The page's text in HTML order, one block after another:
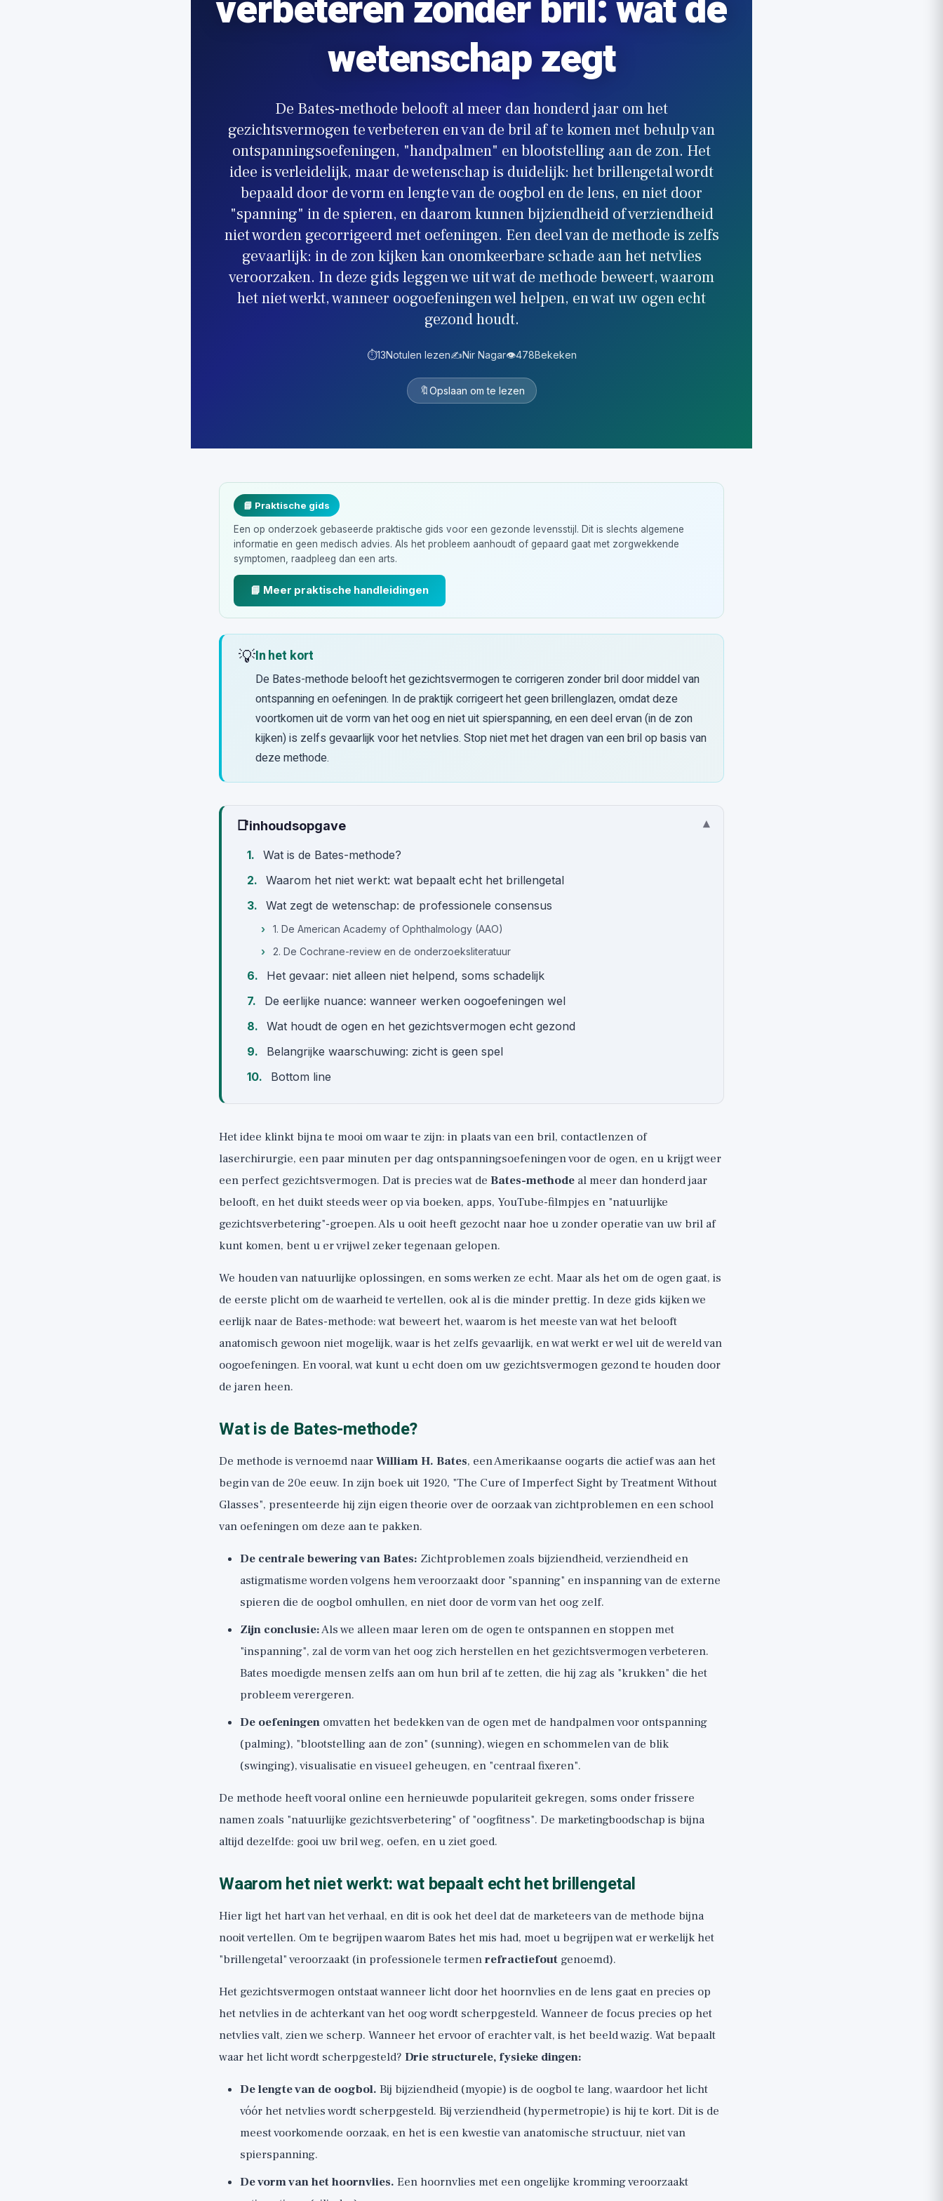
wetenschap zegt
De Bates-methode belooft al meer dan honderd jaar om het
gezichtsvermogen te verbeteren en van de bril af te komen met behulp van
ontspanningsoefeningen, "handpalmen" en blootstelling aan de zon. Het
idee is verleidelijk, maar de wetenschap is duidelijk: het brillengetal wordt
bepaald door de vorm en lengte van de oogbol en de lens, en niet door
"spanning" in de spieren, en daarom kunnen bijziendheid of verziendheid
niet worden gecorrigeerd met oefeningen. Een deel van de methode is zelfs
gevaarlijk: in de zon kijken kan onomkeerbare schade aan het netvlies
veroorzaken. In deze gids leggen we uit wat de methode beweert, waarom
het niet werkt, wanneer oogoefeningen wel helpen, en wat uw ogen echt
gezond houdt.
⏱️13Notulen lezen✍️Nir Nagar👁️478Bekeken
🔖Opslaan om te lezen
📘 Praktische gids
Een op onderzoek gebaseerde praktische gids voor een gezonde levensstijl. Dit is slechts algemene
informatie en geen medisch advies. Als het probleem aanhoudt of gepaard gaat met zorgwekkende
symptomen, raadpleeg dan een arts.
📘 Meer praktische handleidingen
💡In het kort
De Bates-methode belooft het gezichtsvermogen te corrigeren zonder bril door middel van
ontspanning en oefeningen. In de praktijk corrigeert het geen brillenglazen, omdat deze
voortkomen uit de vorm van het oog en niet uit spierspanning, en een deel ervan (in de zon
kijken) is zelfs gevaarlijk voor het netvlies. Stop niet met het dragen van een bril op basis van
deze methode.
📑inhoudsopgave ▾
Wat is de Bates-methode?
Waarom het niet werkt: wat bepaalt echt het brillengetal
Wat zegt de wetenschap: de professionele consensus
1. De American Academy of Ophthalmology (AAO)
2. De Cochrane-review en de onderzoeksliteratuur
Het gevaar: niet alleen niet helpend, soms schadelijk
De eerlijke nuance: wanneer werken oogoefeningen wel
Wat houdt de ogen en het gezichtsvermogen echt gezond
Belangrijke waarschuwing: zicht is geen spel
Bottom line
Het idee klinkt bijna te mooi om waar te zijn: in plaats van een bril, contactlenzen of
laserchirurgie, een paar minuten per dag ontspanningsoefeningen voor de ogen, en u krijgt weer
een perfect gezichtsvermogen. Dat is precies wat de Bates-methode al meer dan honderd jaar
belooft, en het duikt steeds weer op via boeken, apps, YouTube-filmpjes en "natuurlijke
gezichtsverbetering"-groepen. Als u ooit heeft gezocht naar hoe u zonder operatie van uw bril af
kunt komen, bent u er vrijwel zeker tegenaan gelopen.
We houden van natuurlijke oplossingen, en soms werken ze echt. Maar als het om de ogen gaat, is
de eerste plicht om de waarheid te vertellen, ook al is die minder prettig. In deze gids kijken we
eerlijk naar de Bates-methode: wat beweert het, waarom is het meeste van wat het belooft
anatomisch gewoon niet mogelijk, waar is het zelfs gevaarlijk, en wat werkt er wel uit de wereld van
oogoefeningen. En vooral, wat kunt u echt doen om uw gezichtsvermogen gezond te houden door
de jaren heen.
Wat is de Bates-methode?
De methode is vernoemd naarWilliam H. Bates, een Amerikaanse oogarts die actief was aan het
begin van de 20e eeuw. In zijn boek uit 1920, "The Cure of Imperfect Sight by Treatment Without
Glasses", presenteerde hij zijn eigen theorie over de oorzaak van zichtproblemen en een school
van oefeningen om deze aan te pakken.
De centrale bewering van Bates: Zichtproblemen zoals bijziendheid, verziendheid en
astigmatisme worden volgens hem veroorzaakt door "spanning" en inspanning van de externe
spieren die de oogbol omhullen, en niet door de vorm van het oog zelf.
Zijn conclusie:Als we alleen maar leren om de ogen te ontspannen en stoppen met
"inspanning", zal de vorm van het oog zich herstellen en het gezichtsvermogen verbeteren.
Bates moedigde mensen zelfs aan om hun bril af te zetten, die hij zag als "krukken" die het
probleem verergeren.
De oefeningen omvatten het bedekken van de ogen met de handpalmen voor ontspanning
(palming), "blootstelling aan de zon" (sunning), wiegen en schommelen van de blik
(swinging), visualisatie en visueel geheugen, en "centraal fixeren".
De methode heeft vooral online een hernieuwde populariteit gekregen, soms onder frissere
namen zoals "natuurlijke gezichtsverbetering" of "oogfitness". De marketingboodschap is bijna
altijd dezelfde: gooi uw bril weg, oefen, en u ziet goed.
Waarom het niet werkt: wat bepaalt echt het brillengetal
Hier ligt het hart van het verhaal, en dit is ook het deel dat de marketeers van de methode bijna
nooit vertellen. Om te begrijpen waarom Bates het mis had, moet u begrijpen wat er werkelijk het
"brillengetal" veroorzaakt (in professionele termenrefractiefout genoemd).
Het gezichtsvermogen ontstaat wanneer licht door het hoornvlies en de lens gaat en precies op
het netvlies in de achterkant van het oog wordt scherpgesteld. Wanneer de focus precies op het
netvlies valt, zien we scherp. Wanneer het ervoor of erachter valt, is het beeld wazig. Wat bepaalt
waar het licht wordt scherpgesteld? Drie structurele, fysieke dingen:
De lengte van de oogbol. Bij bijziendheid (myopie) is de oogbol te lang, waardoor het licht
vóór het netvlies wordt scherpgesteld. Bij verziendheid (hypermetropie) is hij te kort. Dit is de
meest voorkomende oorzaak, en het is een kwestie van anatomische structuur, niet van
spierspanning.
De vorm van het hoornvlies. Een hoornvlies met een ongelijke kromming veroorzaakt